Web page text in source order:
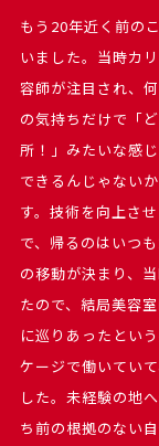
もう20年近く前の
いました。当時カ
容師が注目され、
の気持ちだけで「
所！」みたいな感
できるんじゃない
す。技術を向上さ
で、帰るのはいつ
の移動が決まり、
たので、結局美容
に巡りあったとい
ケージで働いてい
した。未経験の地
ち前の根拠のない